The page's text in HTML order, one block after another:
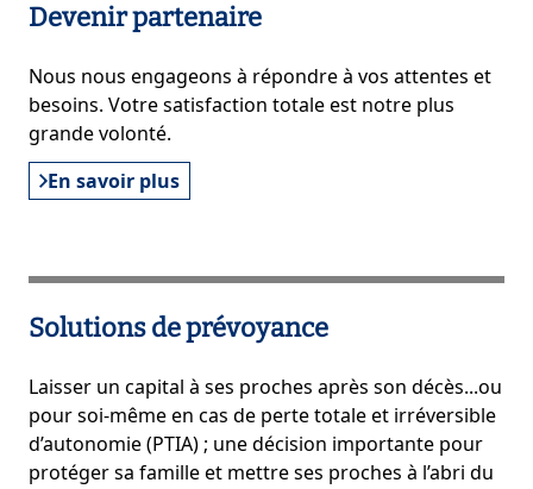
Devenir partenaire
Nous nous engageons à répondre à vos attentes et
besoins. Votre satisfaction totale est notre plus
grande volonté.
En savoir plus
Solutions de prévoyance
Laisser un capital à ses proches après son décès...ou
pour soi-même en cas de perte totale et irréversible
d’autonomie (PTIA) ; une décision importante pour
protéger sa famille et mettre ses proches à l’abri du